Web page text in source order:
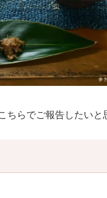
ちらでご報告したいと